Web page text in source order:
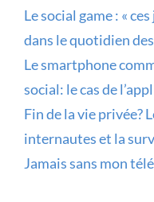
Le social game : «
dans le quotidien
Le smartphone
social: le cas de
Fin de la vie privée?
internautes et la
Jamais sans mon